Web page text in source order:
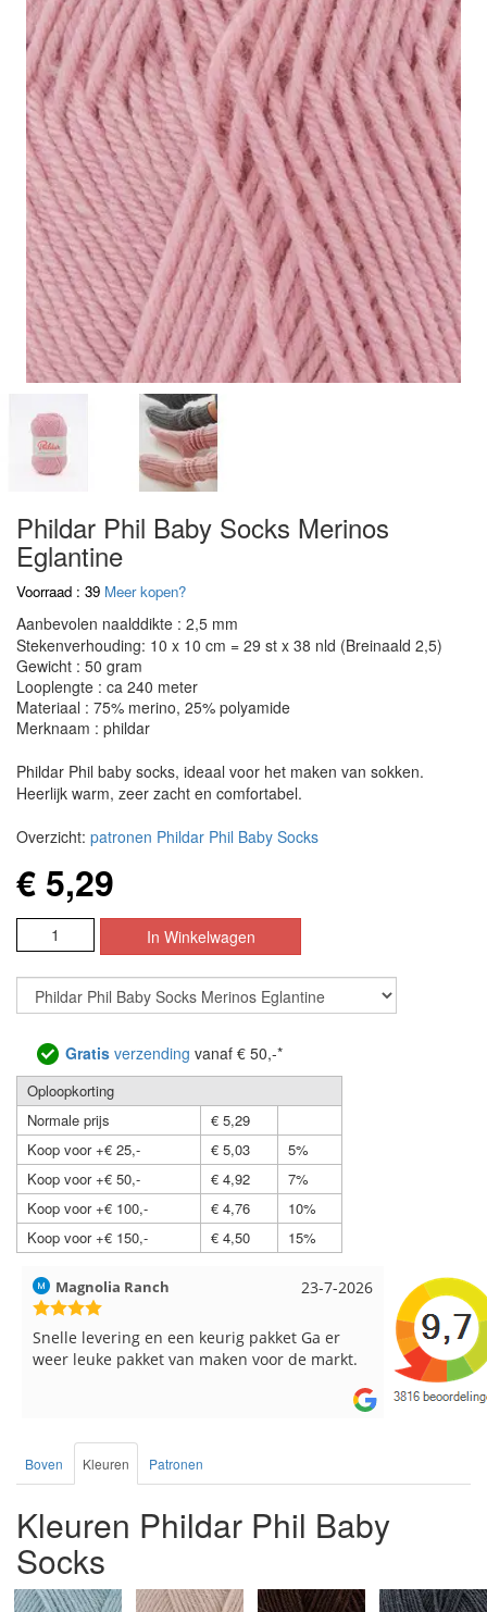
Phildar Phil Baby Socks Merinos
Eglantine
Voorraad : 39 Meer kopen?
Aanbevolen naalddikte : 2,5 mm
Stekenverhouding: 10 x 10 cm = 29 st x 38 nld (Breinaald 2,5)
Gewicht : 50 gram
Looplengte : ca 240 meter
Materiaal : 75% merino, 25% polyamide
Merknaam : phildar
Phildar Phil baby socks, ideaal voor het maken van sokken.
Heerlijk warm, zeer zacht en comfortabel.
Overzicht: patronen Phildar Phil Baby Socks
€ 5,29
Gratis verzending vanaf € 50,-*
Oploopkorting
Normale prijs
€ 5,29
Koop voor +€ 25,-
€ 5,03
5%
Koop voor +€ 50,-
€ 4,92
7%
Koop voor +€ 100,-
€ 4,76
10%
Koop voor +€ 150,-
€ 4,50 15%
23-7-2026
Magnolia Ranch
Snelle levering en een keurig pakket Ga er
weer leuke pakket van maken voor de markt.
Hilde uit
Reeds
de service.
Boven Kleuren Patronen
Kleuren Phildar Phil Baby
Socks